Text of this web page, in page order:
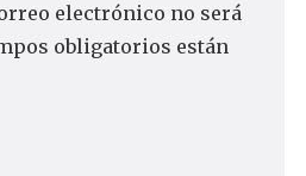
electrónico no será
obligatorios están